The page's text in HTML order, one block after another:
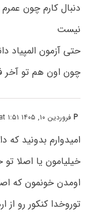
دنبال کارم چون
نیست
حتی آزمون المپیاد
چون اون هم تو آخر
Pفروردین ۱۰, ۱۴۰۵ at ۱:۵۱ ق٫ظ
امیدوارم بدونید که
خیلیامون یا اصلا
اومدن خونمون که
توروخدا کنکور رو از